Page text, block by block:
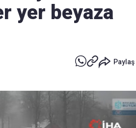
yer beyaza
Paylaş